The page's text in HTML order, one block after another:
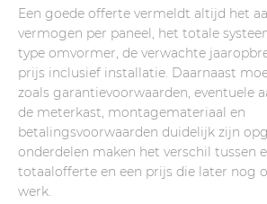
Een goede offerte vermeldt altijd het
vermogen per paneel, het totale
type omvormer, de verwachte
prijs inclusief installatie. Daarnaast
zoals garantievoorwaarden, eventuele
de meterkast, montagemateriaal en
betalingsvoorwaarden duidelijk zijn
onderdelen maken het verschil tussen
totaalofferte en een prijs die later nog
werk.